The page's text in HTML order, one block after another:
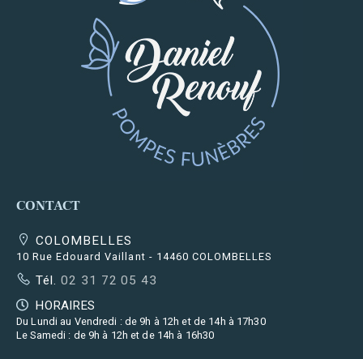
CONTACT
COLOMBELLES
10 Rue Edouard Vaillant - 14460 COLOMBELLES
Tél. 02 31 72 05 43
HORAIRES
Du Lundi au Vendredi : de 9h à 12h et de 14h à 17h30
Le Samedi : de 9h à 12h et de 14h à 16h30